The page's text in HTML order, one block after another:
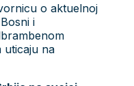
o aktuelnoj
i
uticaju na